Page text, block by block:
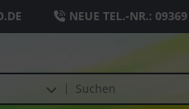
NEUE TEL.-NR.: